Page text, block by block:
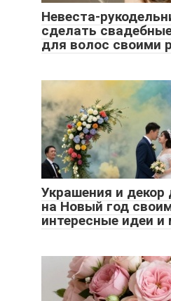
Невеста-
сделать
для волос своими
Украшения и
на Новый год
интересные идеи